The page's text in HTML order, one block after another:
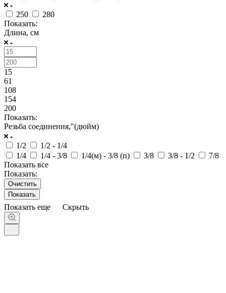
250
280
Показать:
Длина, см
15
61
108
154
200
Показать:
Резьба соединения,"(дюйм)
1/2
1/2 - 1/4
1/4
1/4 - 3/8 1/4(м) - 3/8 (п) 3/8 3/8 - 1/2
7/8
Показать все
Показать:
Очистить
Показать еще Скрыть